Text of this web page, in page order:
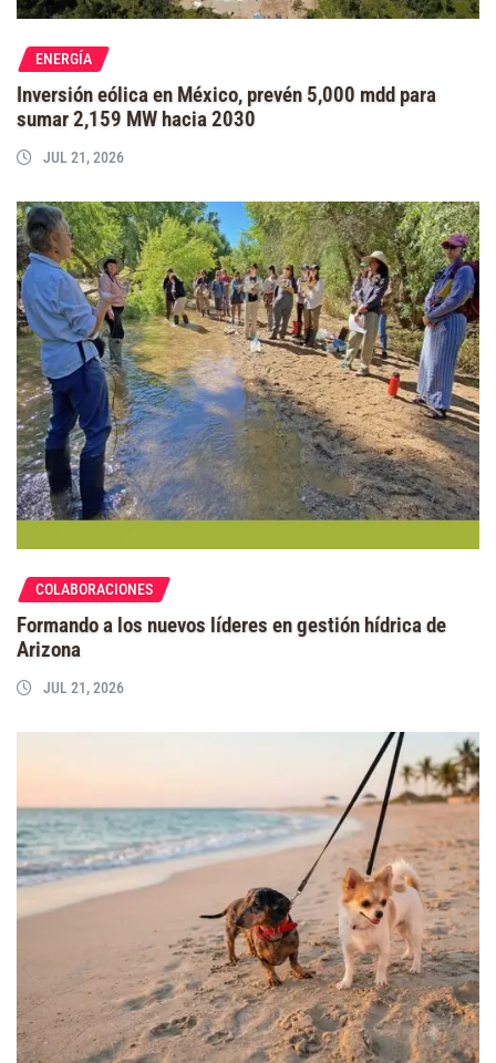
ENERGÍA
Inversión eólica en México, prevén 5,000 mdd para
sumar 2,159 MW hacia 2030
JUL 21, 2026
COLABORACIONES
Formando a los nuevos líderes en gestión hídrica de
Arizona
JUL 21, 2026